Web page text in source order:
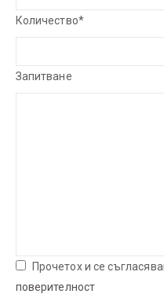
Количество*
Запитване
Прочетох и се
поверителност